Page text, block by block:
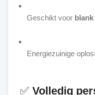
Geschikt voor
Energiezuinige
✅ Volledig